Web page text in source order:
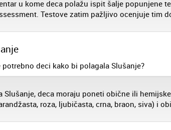
u kome deca polažu ispit šalje popunjene
Testove zatim pažljivo ocenjuje tim
potrebno deci kako bi polagala Slušanje?
Slušanje, deca moraju poneti obične ili
roza, ljubičasta, crna, braon, siva) i